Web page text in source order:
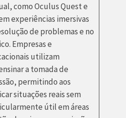
como Oculus Quest e
experiências imersivas
de problemas e no
Empresas e
utilizam
a tomada de
permitindo aos
situações reais sem
útil em áreas